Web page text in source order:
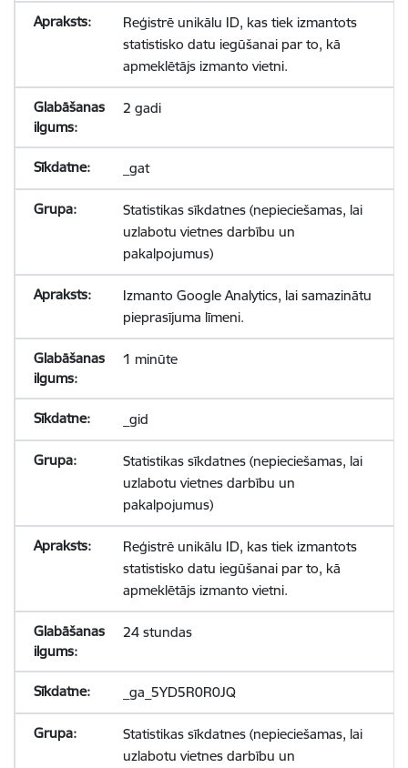
Reģistrē unikālu ID, kas tiek izmantots
statistisko datu iegūšanai par to, kā
apmeklētājs izmanto vietni.
2 gadi
_gat
Statistikas sīkdatnes (nepieciešamas, lai
uzlabotu vietnes darbību un
pakalpojumus)
Izmanto Google Analytics, lai samazinātu
pieprasījuma līmeni.
1 minūte
_gid
Statistikas sīkdatnes (nepieciešamas, lai
uzlabotu vietnes darbību un
pakalpojumus)
Reģistrē unikālu ID, kas tiek izmantots
statistisko datu iegūšanai par to, kā
apmeklētājs izmanto vietni.
24 stundas
_ga_5YD5R0R0JQ
Statistikas sīkdatnes (nepieciešamas, lai
uzlabotu vietnes darbību un